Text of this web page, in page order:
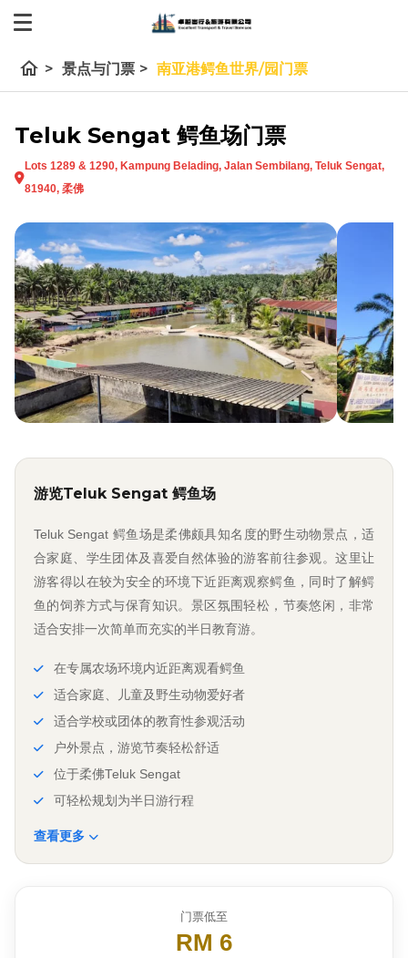
home > 景点与门票 > 南亚港鳄鱼世界/园门票
Teluk Sengat 鳄鱼场门票
Lots 1289 & 1290, Kampung Belading, Jalan Sembilang, Teluk Sengat,
81940, 柔佛
游览Teluk Sengat 鳄鱼场
Teluk Sengat 鳄鱼场是柔佛颇具知名度的野生动物景点，适
合家庭、学生团体及喜爱自然体验的游客前往参观。这里让
游客得以在较为安全的环境下近距离观察鳄鱼，同时了解鳄
鱼的饲养方式与保育知识。景区氛围轻松，节奏悠闲，非常
适合安排一次简单而充实的半日教育游。
在专属农场环境内近距离观看鳄鱼
适合家庭、儿童及野生动物爱好者
适合学校或团体的教育性参观活动
户外景点，游览节奏轻松舒适
位于柔佛Teluk Sengat
可轻松规划为半日游行程
查看更多
门票低至
RM 6